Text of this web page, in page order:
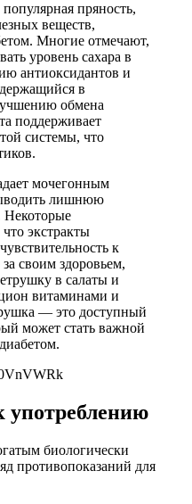
пряность,
веществ,
Многие отмечают,
уровень сахара в
антиоксидантов и
в
обмена
поддерживает
системы, что
мочегонным
лишнюю
Некоторые
экстракты
к
своим здоровьем,
в салаты и
витаминами и
— это доступный
может стать важной
употреблению
биологически
противопоказаний для